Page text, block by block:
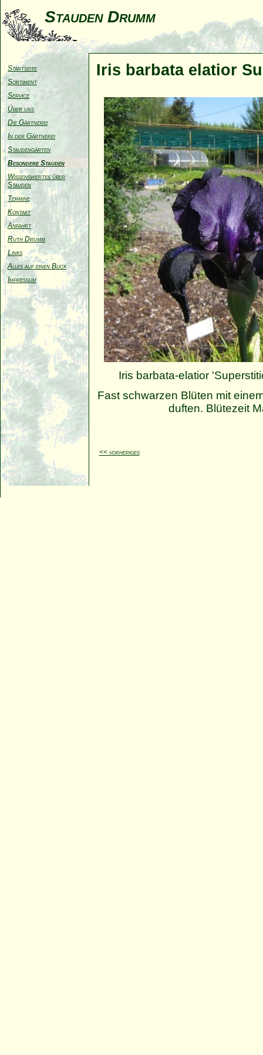
Stauden Drumm
Startseite
Sortiment
Service
Über uns
Die Gärtnerei
In der Gärtnerei
Staudengärten
Besondere Stauden
Wissenswertes über
Stauden
Termine
Kontakt
Anfahrt
Ruth Drumm
Links
Alles auf einen Blick
Impressum
Iris barbata elatior
Iris barbata-elatior
Fast schwarzen Blüten mit
duften. Blütezeit
<< vorheriges